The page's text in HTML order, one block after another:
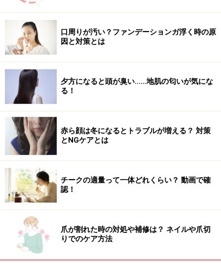
口周りが汚い？ファンデーションガ浮く時の原
因と対策とは
夕方になると頭が臭い……地肌の匂いが気にな
る！
赤ら顔は冬になるとトラブルが増える？ 対策
とNGケアとは
チークの適量って一体どれくらい？ 動画で確
認！
爪が割れた時の対処や補修は？ ネイルや爪切
りでのケア方法